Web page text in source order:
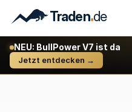
Traden.de
NEU: BullPower V7 ist da
Jetzt entdecken →